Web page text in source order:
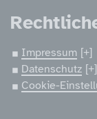
Impressum
Datenschutz
Cookie-